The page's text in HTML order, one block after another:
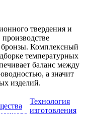
твердения и
Комплексный
температурных
баланс между
а значит
изделий.
Технология
изготовления